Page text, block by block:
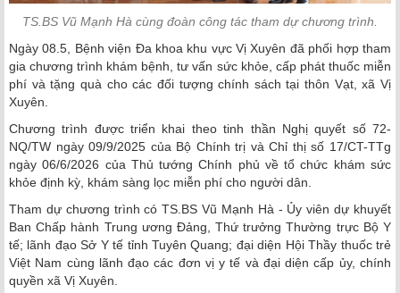
TS.BS Vũ Mạnh Hà cùng đoàn công tác tham dự chương trình.
Ngày 08.5, Bệnh viện Đa khoa khu vực Vị Xuyên đã phối hợp tham
gia chương trình khám bệnh, tư vấn sức khỏe, cấp phát thuốc miễn
phí và tặng quà cho các đối tượng chính sách tại thôn Vạt, xã Vị
Xuyên.
Chương trình được triển khai theo tinh thần Nghị quyết số 72-
NQ/TW ngày 09/9/2025 của Bộ Chính trị và Chỉ thị số 17/CT-TTg
ngày 06/6/2026 của Thủ tướng Chính phủ về tổ chức khám sức
khỏe định kỳ, khám sàng lọc miễn phí cho người dân.
Tham dự chương trình có TS.BS Vũ Mạnh Hà - Ủy viên dự khuyết
Ban Chấp hành Trung ương Đảng, Thứ trưởng Thường trực Bộ Y
tế; lãnh đạo Sở Y tế tỉnh Tuyên Quang; đại diện Hội Thầy thuốc trẻ
Việt Nam cùng lãnh đạo các đơn vị y tế và đại diện cấp ủy, chính
quyền xã Vị Xuyên.